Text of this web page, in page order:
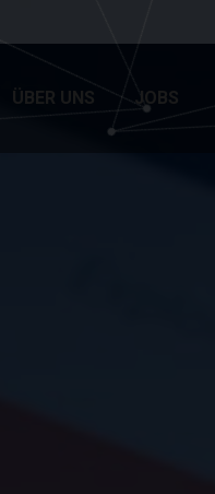
ÜBER UNS JOBS